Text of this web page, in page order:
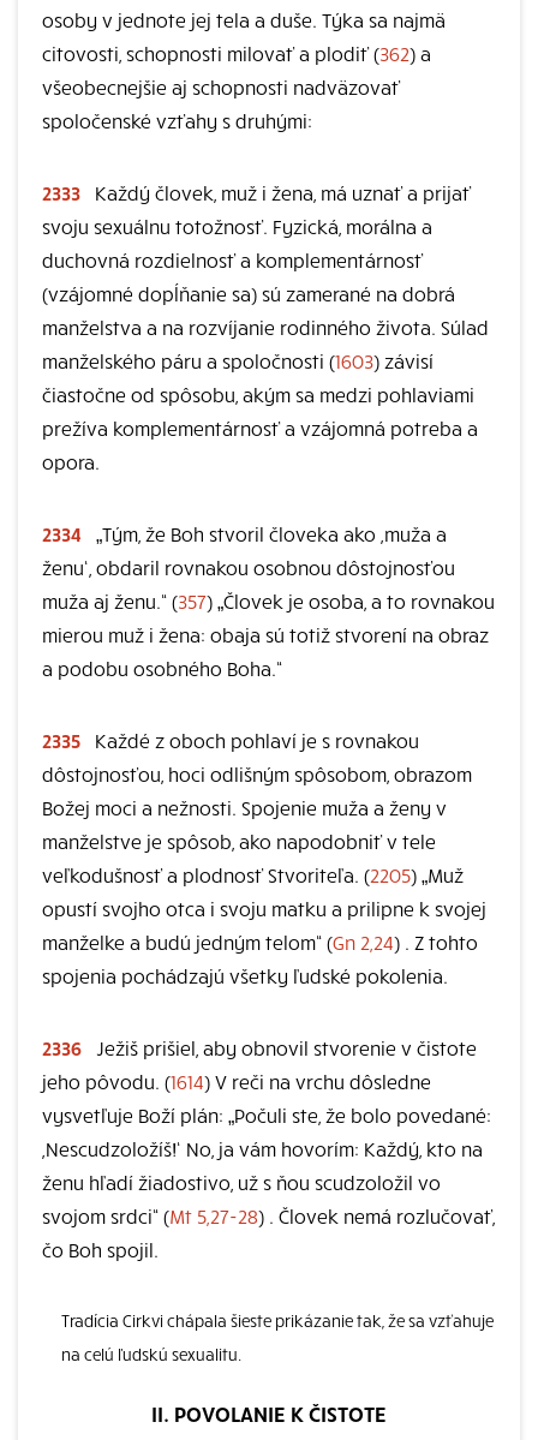
osoby v jednote jej tela a duše. Týka sa najmä
citovosti, schopnosti milovať a plodiť (362) a
všeobecnejšie aj schopnosti nadväzovať
spoločenské vzťahy s druhými:
2333
Každý človek, muž i žena, má uznať a prijať
svoju sexuálnu totožnosť. Fyzická, morálna a
duchovná rozdielnosť a komplementárnosť
(vzájomné dopĺňanie sa) sú zamerané na dobrá
manželstva a na rozvíjanie rodinného života. Súlad
manželského páru a spoločnosti (1603) závisí
čiastočne od spôsobu, akým sa medzi pohlaviami
prežíva komplementárnosť a vzájomná potreba a
opora.
2334
„Tým, že Boh stvoril človeka ako ,muža a
ženu‘, obdaril rovnakou osobnou dôstojnosťou
muža aj ženu.“ (357) „Človek je osoba, a to rovnakou
mierou muž i žena: obaja sú totiž stvorení na obraz
a podobu osobného Boha.“
2335
Každé z oboch pohlaví je s rovnakou
dôstojnosťou, hoci odlišným spôsobom, obrazom
Božej moci a nežnosti. Spojenie muža a ženy v
manželstve je spôsob, ako napodobniť v tele
veľkodušnosť a plodnosť Stvoriteľa. (2205) „Muž
opustí svojho otca i svoju matku a prilipne k svojej
manželke a budú jedným telom“ (Gn 2,24) . Z tohto
spojenia pochádzajú všetky ľudské pokolenia.
2336
Ježiš prišiel, aby obnovil stvorenie v čistote
jeho pôvodu. (1614) V reči na vrchu dôsledne
vysvetľuje Boží plán: „Počuli ste, že bolo povedané:
,Nescudzoložíš!‘ No, ja vám hovorím: Každý, kto na
ženu hľadí žiadostivo, už s ňou scudzoložil vo
svojom srdci“ (Mt 5,27-28) . Človek nemá rozlučovať,
čo Boh spojil.
Tradícia Cirkvi chápala šieste prikázanie tak, že sa vzťahuje
na celú ľudskú sexualitu.
II. POVOLANIE K ČISTOTE